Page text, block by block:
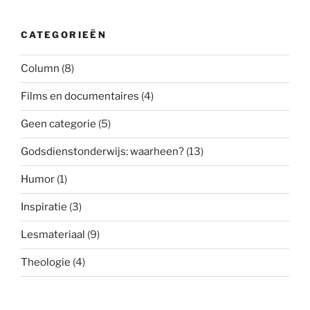
CATEGORIEËN
Column (8)
Films en documentaires (4)
Geen categorie (5)
Godsdienstonderwijs: waarheen? (13)
Humor (1)
Inspiratie (3)
Lesmateriaal (9)
Theologie (4)